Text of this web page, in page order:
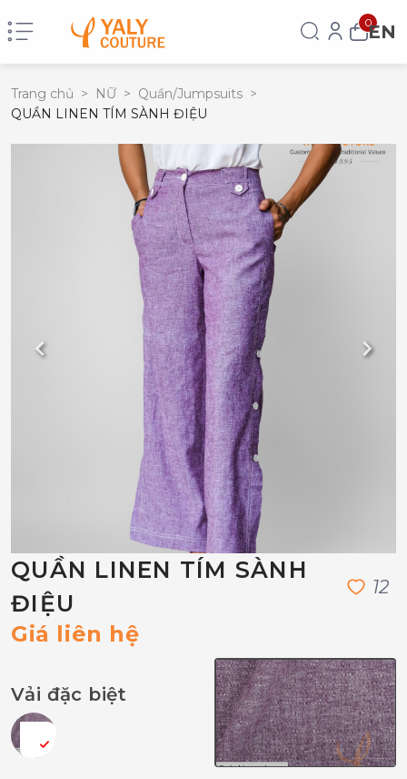
0EN
Trang chủ > NỮ > Quần/Jumpsuits >
QUẦN LINEN TÍM SÀNH ĐIỆU
QUẦN LINEN TÍM SÀNH
ĐIỆU
12
Giá liên hệ
Vải đặc biệt